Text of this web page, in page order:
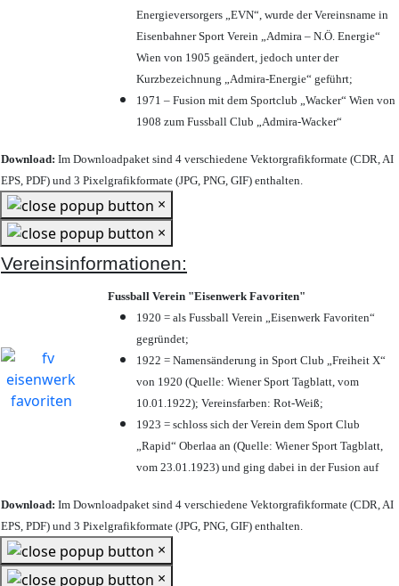
Energieversorgers „EVN“, wurde der Vereinsname in
Eisenbahner Sport Verein „Admira – N.Ö. Energie“
Wien von 1905 geändert, jedoch unter der
Kurzbezeichnung „Admira-Energie“ geführt;
1971 – Fusion mit dem Sportclub „Wacker“ Wien von
1908 zum Fussball Club „Admira-Wacker“
Download: Im Downloadpaket sind 4 verschiedene Vektorgrafikformate (CDR, AI
EPS, PDF) und 3 Pixelgrafikformate (JPG, PNG, GIF) enthalten.
×
×
Vereinsinformationen:
Fussball Verein "Eisenwerk Favoriten"
1920 = als Fussball Verein „Eisenwerk Favoriten“
gegründet;
1922 = Namensänderung in Sport Club „Freiheit X“
von 1920 (Quelle: Wiener Sport Tagblatt, vom
10.01.1922); Vereinsfarben: Rot-Weiß;
1923 = schloss sich der Verein dem Sport Club
„Rapid“ Oberlaa an (Quelle: Wiener Sport Tagblatt,
vom 23.01.1923) und ging dabei in der Fusion auf
Download: Im Downloadpaket sind 4 verschiedene Vektorgrafikformate (CDR, AI
EPS, PDF) und 3 Pixelgrafikformate (JPG, PNG, GIF) enthalten.
×
×